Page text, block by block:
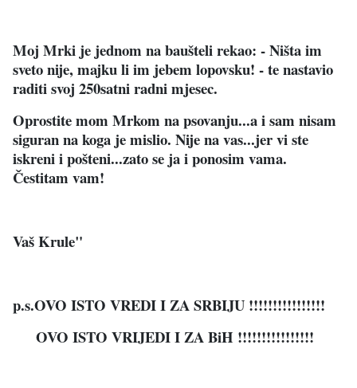
Moj Mrki je jednom na baušteli rekao: - Ništa im
sveto nije, majku li im jebem lopovsku! - te nastavio
raditi svoj 250satni radni mjesec.
Oprostite mom Mrkom na psovanju...a i sam nisam
siguran na koga je mislio. Nije na vas...jer vi ste
iskreni i pošteni...zato se ja i ponosim vama.
Čestitam vam!
Vaš Krule"
p.s.OVO ISTO VREDI I ZA SRBIJU !!!!!!!!!!!!!!!!
OVO ISTO VRIJEDI I ZA BiH !!!!!!!!!!!!!!!!